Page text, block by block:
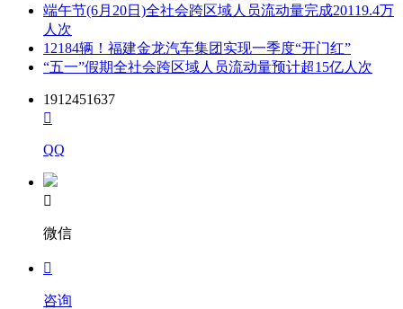
端午节(6月20日)全社会跨区域人员流动量完成20119.4万
人次
12184辆！福建金龙汽车集团实现一季度“开门红”
“五一”假期全社会跨区域人员流动量预计超15亿人次
1912451637

QQ

微信

咨询